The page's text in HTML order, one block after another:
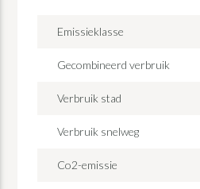
Emissieklasse
Gecombineerd verbruik
Verbruik stad
Verbruik snelweg
Co2-emissie